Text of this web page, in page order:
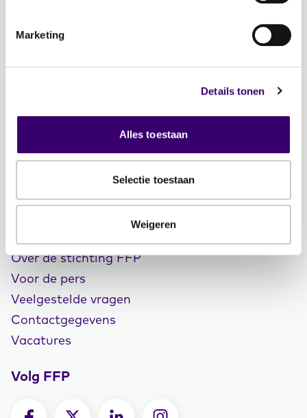
Marketing
Details tonen
Alles toestaan
Selectie toestaan
Weigeren
Schrijf je in voor de nieuwsbrief: Jouw Plan –
Financiële planning voor een goed leven!
Word CFP® professional
CFP® keurmerk en register
Veelgestelde vragen
Over de stichting FFP
Voor de pers
Veelgestelde vragen
Contactgegevens
Vacatures
Volg FFP